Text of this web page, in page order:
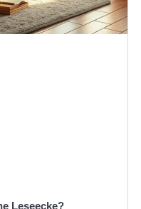
Leseecke?